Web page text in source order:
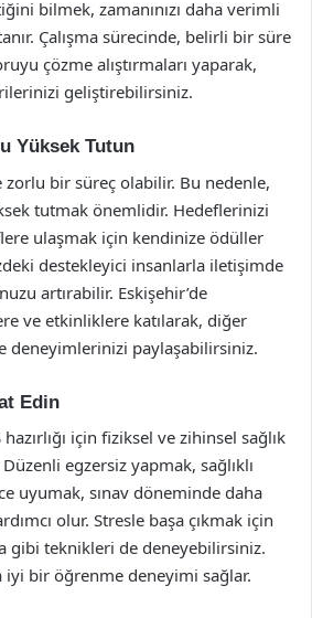
bilmek, zamanınızı daha verimli
Çalışma sürecinde, belirli bir süre
çözme alıştırmaları yaparak,
geliştirebilirsiniz.
Yüksek Tutun
zorlu bir süreç olabilir. Bu nedenle,
tutmak önemlidir. Hedeflerinizi
ulaşmak için kendinize ödüller
destekleyici insanlarla iletişimde
artırabilir. Eskişehir’de
ve etkinliklere katılarak, diğer
deneyimlerinizi paylaşabilirsiniz.
Edin
hazırlığı için fiziksel ve zihinsel sağlık
egzersiz yapmak, sağlıklı
uyumak, sınav döneminde daha
olur. Stresle başa çıkmak için
gibi teknikleri de deneyebilirsiniz.
iyi bir öğrenme deneyimi sağlar.